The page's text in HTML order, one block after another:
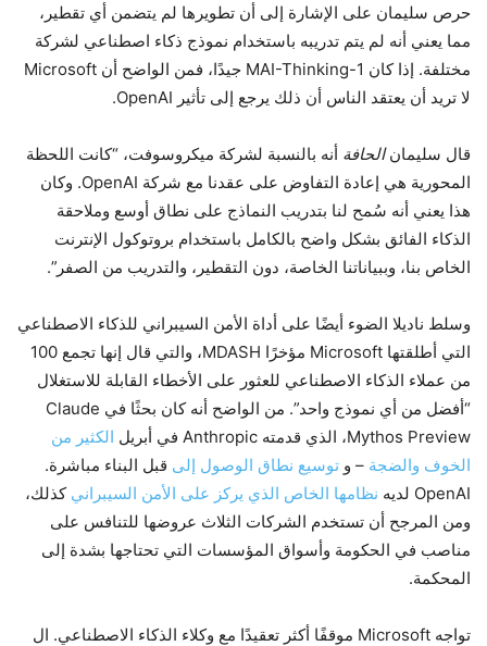
حرص سليمان على الإشارة إلى أن تطويرها لم يتضمن أي تقطير،
مما يعني أنه لم يتم تدريبه باستخدام نموذج ذكاء اصطناعي لشركة
مختلفة. إذا كان MAI-Thinking-1 جيدًا، فمن الواضح أن Microsoft
لا تريد أن يعتقد الناس أن ذلك يرجع إلى تأثير OpenAI.
قال سليمانالحافة أنه بالنسبة لشركة ميكروسوفت، “كانت اللحظة
المحورية هي إعادة التفاوض على عقدنا مع شركة OpenAI. وكان
هذا يعني أنه سُمح لنا بتدريب النماذج على نطاق أوسع وملاحقة
الذكاء الفائق بشكل واضح بالكامل باستخدام بروتوكول الإنترنت
الخاص بنا، وببياناتنا الخاصة، دون التقطير، والتدريب من الصفر”.
وسلط ناديلا الضوء أيضًا على أداة الأمن السيبراني للذكاء الاصطناعي
التي أطلقتها Microsoft مؤخرًا MDASH، والتي قال إنها تجمع 100
من عملاء الذكاء الاصطناعي للعثور على الأخطاء القابلة للاستغلال
“أفضل من أي نموذج واحد”. من الواضح أنه كان بحثًا في Claude
Mythos Preview، الذي قدمته Anthropic في أبريل
الكثير من
الخوف والضجة – و توسيع نطاق الوصول إلى قبل البناء مباشرة.
OpenAI لديه
نظامها الخاص الذي يركز على الأمن السيبراني كذلك،
ومن المرجح أن تستخدم الشركات الثلاث عروضها للتنافس على
مناصب في الحكومة وأسواق المؤسسات التي تحتاجها بشدة إلى
المحكمة.
تواجه Microsoft موقفًا أكثر تعقيدًا مع وكلاء الذكاء الاصطناعي. ال